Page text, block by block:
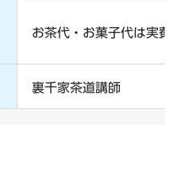
お茶代・お菓子代は実
裏千家茶道講師